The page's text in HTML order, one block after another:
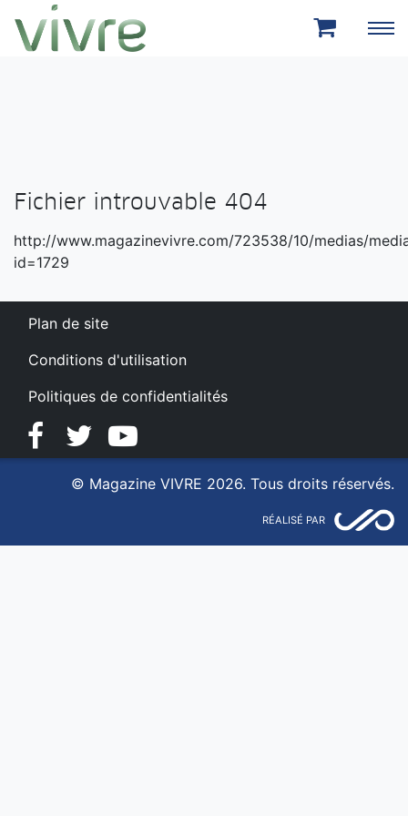
Aller au menu principal
Aller au contenu principal
Fichier introuvable 404
http://www.magazinevivre.com/723538/10/medias/
id=1729
Plan de site
Conditions d'utilisation
Politiques de confidentialités
FacebookTwitterYouTube
© Magazine VIVRE 2026. Tous droits réservés.
RÉALISÉ PAR